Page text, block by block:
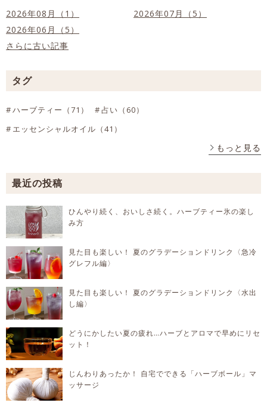
2026年08月（1）
2026年07月（5）
2026年06月（5）
さらに古い記事
タグ
ハーブティー（71）
占い（60）
エッセンシャルオイル（41）
もっと見る
最近の投稿
ひんやり続く、おいしさ続く。ハーブティー氷の楽し
み方
見た目も楽しい！ 夏のグラデーションドリンク〈急冷
グレフル編〉
見た目も楽しい！ 夏のグラデーションドリンク〈水出
し編〉
どうにかしたい夏の疲れ…ハーブとアロマで早めにリセ
ット！
じんわりあったか！ 自宅でできる「ハーブボール」マ
ッサージ